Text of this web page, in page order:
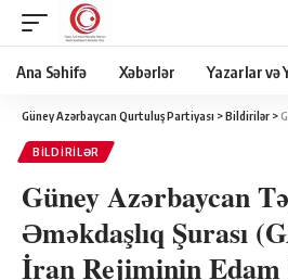
Ana Səhifə Xəbərlər Yazarlar və
Güney Azərbaycan Qurtuluş Partiyası >Bildirilər >
BILDIRILƏR
Güney Azərbaycan
Əməkdaşlıq Şurası
İran Rejiminin Edam